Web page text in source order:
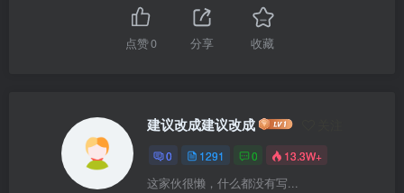
点赞0 分享 收藏
建议改成建议改成
0 1291 0 13.3W+
这家伙很懒，什么都没有写...